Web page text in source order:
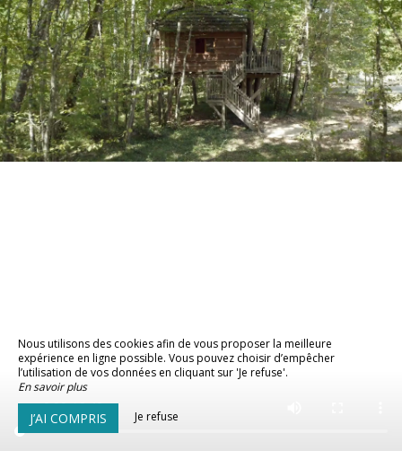
Nous utilisons des cookies afin de vous proposer la meilleure
expérience en ligne possible. Vous pouvez choisir d’empêcher
l’utilisation de vos données en cliquant sur 'Je refuse'.
En savoir plus
J’AI COMPRIS Je refuse